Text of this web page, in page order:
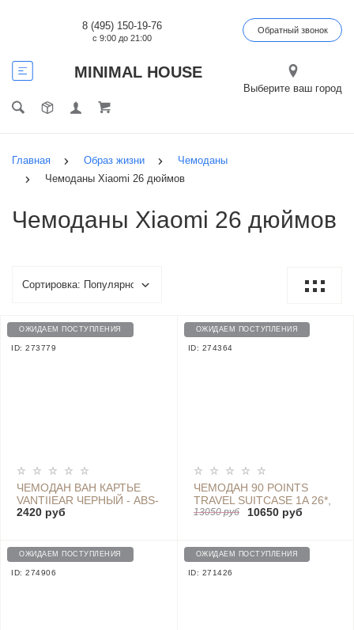
MINIMAL HOUSE
8 (495) 150-19-76
с 9:00 до 21:00
Обратный звонок
Выберите ваш город
Главная Образ жизни
Чемоданы
Чемоданы Xiaomi 26 дюймов
Чемоданы Xiaomi 26 дюймов
ОЖИДАЕМ ПОСТУПЛЕНИЯ
ID: 273779
ЧЕМОДАН ВАН КАРТЬЕ
VANTIIEAR ЧЕРНЫЙ - ABS-
9001-24
2420 руб
ОЖИДАЕМ ПОСТУПЛЕНИЯ
ID: 274364
ЧЕМОДАН 90 POINTS
TRAVEL SUITCASE 1A 26*,
BLUE
13050 руб 10650 руб
ОЖИДАЕМ ПОСТУПЛЕНИЯ
ID: 274906
ОЖИДАЕМ ПОСТУПЛЕНИЯ
ID: 271426